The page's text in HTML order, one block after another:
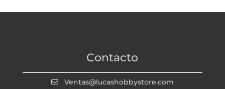
Contacto
Ventas@lucashobbystore.com